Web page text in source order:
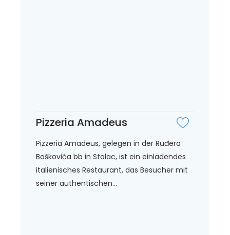
Pizzeria Amadeus
Pizzeria Amadeus, gelegen in der Ruđera
Boškovića bb in Stolac, ist ein einladendes
italienisches Restaurant, das Besucher mit
seiner authentischen...